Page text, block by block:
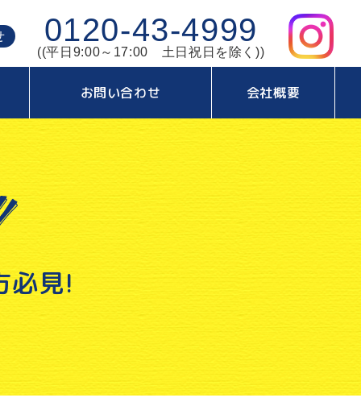
0120-43-4999
((平日9:00～17:00 土日祝日を除く))
お問い合わせ 会社概要
必見!